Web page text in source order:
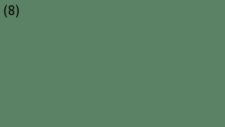
(8)